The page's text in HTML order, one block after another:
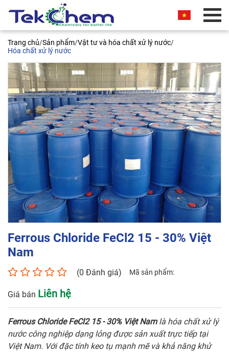
Trang chủ/Sản phẩm/Vật tư và hóa chất xử lý nước/
Hóa chất xử lý nước
Ferrous Chloride FeCl2 15 - 30% Việt
Nam
(0 Đánh giá) Mã sản phẩm:
Giá bán Liên hệ
Ferrous Chloride FeCl2 15 - 30% Việt Namlà hóa chất xử lý
nước công nghiệp dạng lỏng được sản xuất trực tiếp tại
Việt Nam. Với đặc tính keo tụ mạnh mẽ và khả năng khử
BÁO GIÁ THƯƠNG MẠI
Quý khách vui lòng nhập thông tin vào các trường
bên dưới. Chúng tôi sẽ liên hệ ngay và báo giá
thương mại sản phẩm này cho quý khách. Xin
chân thành cảm ơn!
Ferrous Chloride FeCl2 15 - 30%
Việt Nam
Tên liên hệ*
Số điện thoại*
Email*
Yêu cầu báo giá